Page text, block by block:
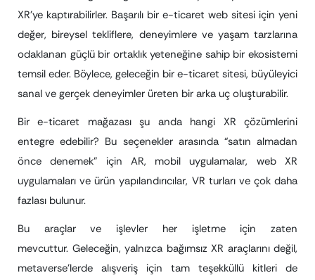
XR’ye kaptırabilirler. Başarılı bir e-ticaret web sitesi için yeni
değer, bireysel tekliflere, deneyimlere ve yaşam tarzlarına
odaklanan güçlü bir ortaklık yeteneğine sahip bir ekosistemi
temsil eder. Böylece, geleceğin bir e-ticaret sitesi, büyüleyici
sanal ve gerçek deneyimler üreten bir arka uç oluşturabilir.
Bir e-ticaret mağazası şu anda hangi XR çözümlerini
entegre edebilir? Bu seçenekler arasında “satın almadan
önce denemek” için AR, mobil uygulamalar, web XR
uygulamaları ve ürün yapılandırıcılar, VR turları ve çok daha
fazlası bulunur.
Bu araçlar ve işlevler her işletme için zaten
mevcuttur. Geleceğin, yalnızca bağımsız XR araçlarını değil,
metaverse’lerde alışveriş için tam teşekküllü kitleri de